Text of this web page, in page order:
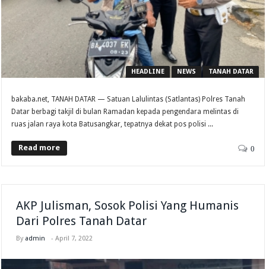
HEADLINE NEWS TANAH DATAR
bakaba.net, TANAH DATAR — Satuan Lalulintas (Satlantas) Polres Tanah
Datar berbagi takjil di bulan Ramadan kepada pengendara melintas di
ruas jalan raya kota Batusangkar, tepatnya dekat pos polisi ...
Read more 0
AKP Julisman, Sosok Polisi Yang Humanis
Dari Polres Tanah Datar
By admin -April 7, 2022